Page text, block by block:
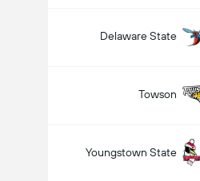
Delaware State
Towson
Youngstown State